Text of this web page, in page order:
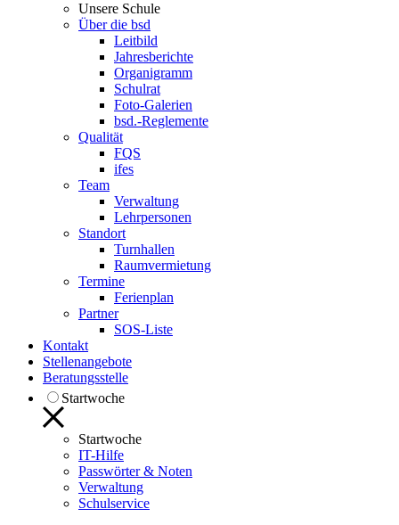
Unsere Schule
Über die bsd
Leitbild
Jahresberichte
Organigramm
Schulrat
Foto-Galerien
bsd.-Reglemente
Qualität
FQS
ifes
Team
Verwaltung
Lehrpersonen
Standort
Turnhallen
Raumvermietung
Termine
Ferienplan
Partner
SOS-Liste
Kontakt
Stellenangebote
Beratungsstelle
Startwoche
Startwoche
IT-Hilfe
Passwörter & Noten
Verwaltung
Schulservice